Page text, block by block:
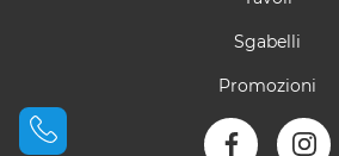
Sgabelli
Promozioni